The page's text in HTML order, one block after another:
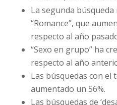
de anime, un estilo de
La segunda búsqueda
“Romance”, que
respecto al año
“Sexo en grupo” ha
respecto al año
Las búsquedas con el
aumentado un 56%.